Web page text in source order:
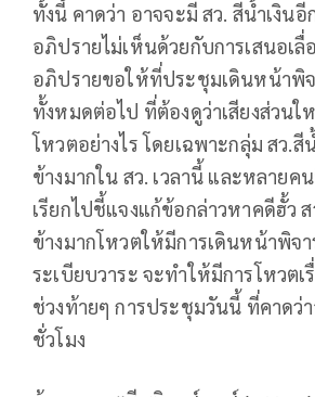
ทั้งนี้ คาดว่า อาจจะมี สว. สีน้ำเงิน
อภิปรายไม่เห็นด้วยกับการเสนอเลื่
อภิปรายขอให้ที่ประชุมเดินหน้าพิ
ทั้งหมดต่อไป ที่ต้องดูว่าเสียงส่วนใ
โหวตอย่างไร โดยเฉพาะกลุ่ม สว.สี
ข้างมากใน สว. เวลานี้ และหลาย
เรียกไปชี้แจงแก้ข้อกล่าวหาคดีฮั้ว ส
ข้างมากโหวตให้มีการเดินหน้าพิจ
ระเบียบวาระ จะทำให้มีการโหวตเ
ช่วงท้ายๆ การประชุมวันนี้ ที่คาดว่
ชั่วโมง